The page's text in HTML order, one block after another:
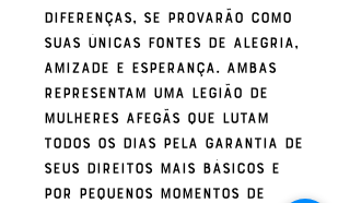
diferenças, se provarão como
suas únicas fontes de alegria,
amizade e esperança. Ambas
representam uma legião de
mulheres afegãs que lutam
todos os dias pela garantia de
seus direitos mais básicos e
por pequenos momentos de